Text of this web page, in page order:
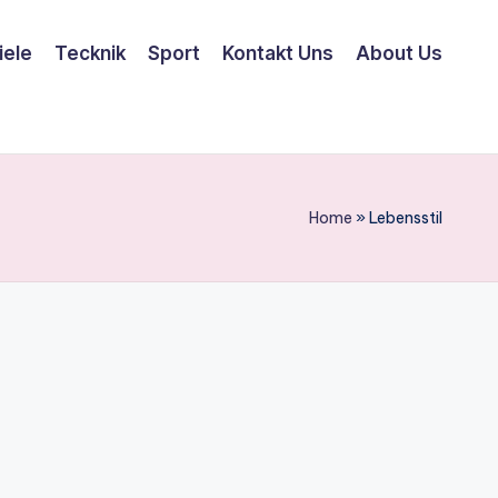
Tecknik Sport Kontakt Uns About Us
Home »Lebensstil